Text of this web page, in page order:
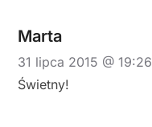
Marta
31 lipca 2015 @ 19:26
Świetny!